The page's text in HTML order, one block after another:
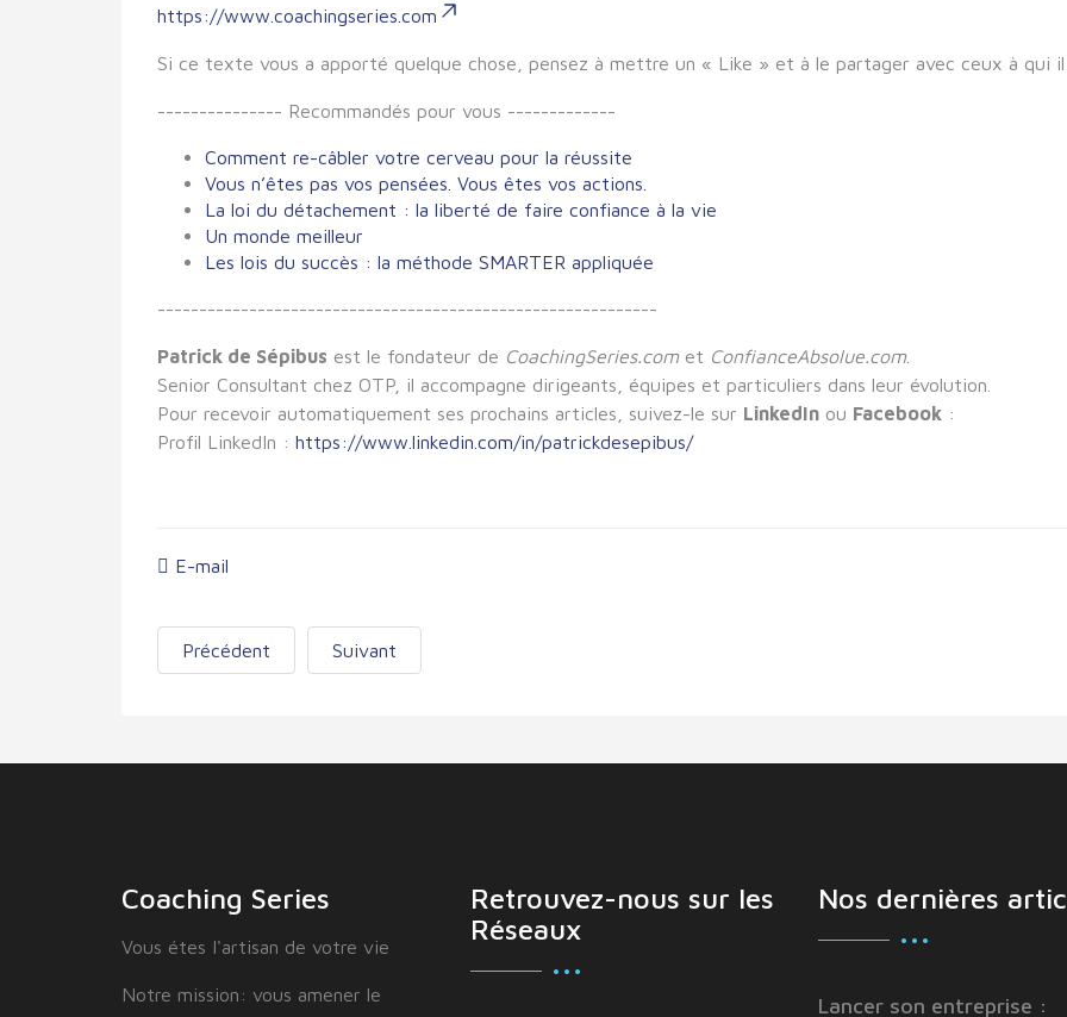
https://www.coachingseries.com
Si ce texte vous a apporté quelque chose, pensez à mettre un « Like » et à le partager avec ceux à qui
--------------- Recommandés pour vous -------------
Comment re-câbler votre cerveau pour la réussite
Vous n’êtes pas vos pensées. Vous êtes vos actions.
La loi du détachement : la liberté de faire confiance à la vie
Un monde meilleur
Les lois du succès : la méthode SMARTER appliquée
------------------------------------------------------------
Patrick de Sépibus est le fondateur de CoachingSeries.comet ConfianceAbsolue.com.
Senior Consultant chez OTP, il accompagne dirigeants, équipes et particuliers dans leur évolution.
Pour recevoir automatiquement ses prochains articles, suivez-le sur LinkedIn ou Facebook :
Profil LinkedIn : https://www.linkedin.com/in/patrickdesepibus/
E-mail
Précédent Suivant
Coaching Series
Vous étes I'artisan de votre vie
Notre mission: vous amener le
Retrouvez-nous sur les
Réseaux
Nos dernières
Lancer son entreprise :